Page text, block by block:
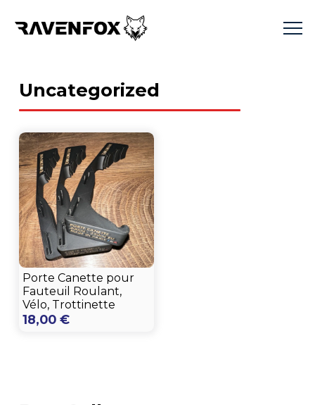
Uncategorized
Porte Canette pour
Fauteuil Roulant,
Vélo, Trottinette
18,00 €